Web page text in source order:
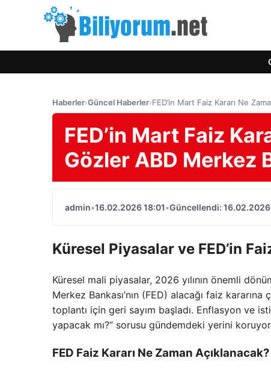
Haberler›Güncel Haberler›FED’in Mart Faiz Kararı Ne
FED’in Mart Faiz
Gözler ABD Merkez
admin•16.02.2026 18:01•Güncellendi: 16.02.2026
Küresel Piyasalar ve FED’in
Küresel mali piyasalar, 2026 yılının önemli
Merkez Bankası’nın (FED) alacağı faiz
toplantı için geri sayım başladı. Enflasyon ve
yapacak mı?” sorusu gündemdeki yerini
FED Faiz Kararı Ne Zaman Açıklanacak?